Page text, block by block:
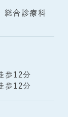
総合診療科
歩12分
歩12分